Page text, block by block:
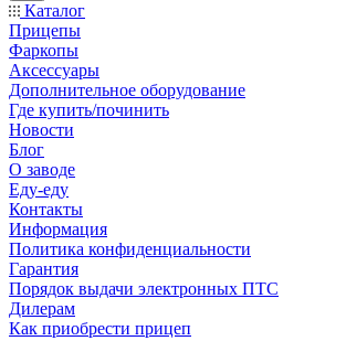
Каталог
Прицепы
Фаркопы
Аксессуары
Дополнительное оборудование
Где купить/починить
Новости
Блог
О заводе
Еду-еду
Контакты
Информация
Политика конфиденциальности
Гарантия
Порядок выдачи электронных ПТС
Дилерам
Как приобрести прицеп